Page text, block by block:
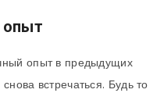
опыт в предыдущих
встречаться. Будь то